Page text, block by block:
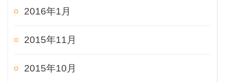
2016年1月
2015年11月
2015年10月